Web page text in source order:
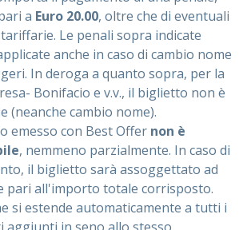
a Euro 20.00, oltre che di eventuali
Le penali sopra indicate
anche in caso di cambio nome
In deroga a quanto sopra, per la
Bonifacio e v.v., il biglietto non è
(neanche cambio nome).
emesso con Best Offer non è
, nemmeno parzialmente. In caso di
il biglietto sarà assoggettato ad
pari all'importo totale corrisposto.
si estende automaticamente a tutti i